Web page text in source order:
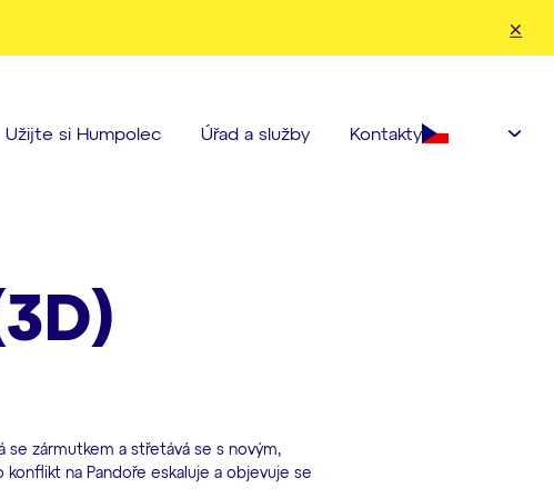
nahoru a dolů pro kontrolu a enter pro přechod na požadovanou
Užijte si Humpolec Úřad a služby Kontakty Čeština‎
zármutkem a střetává se s novým,
konflikt na Pandoře eskaluje a objevuje se